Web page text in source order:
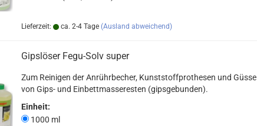
Lieferzeit: ca. 2-4 Tage (Ausland abweichend)
Gipslöser Fegu-Solv super
Zum Reinigen der Anrührbecher, Kunststoffprothesen und Güsse
von Gips- und Einbettmasseresten (gipsgebunden).
Einheit:
1000 ml